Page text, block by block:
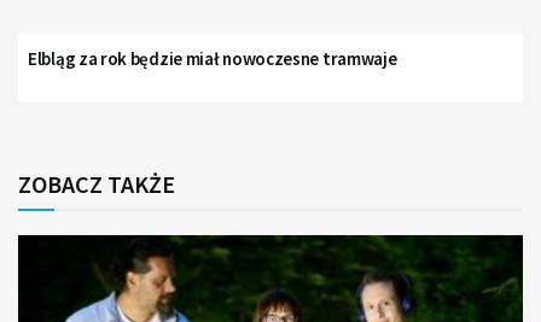
Elbląg za rok będzie miał nowoczesne tramwaje
ZOBACZ TAKŻE